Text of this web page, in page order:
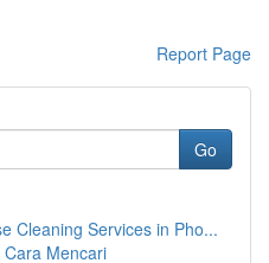
Report Page
Go
Cleaning Services in Pho...
Mencari